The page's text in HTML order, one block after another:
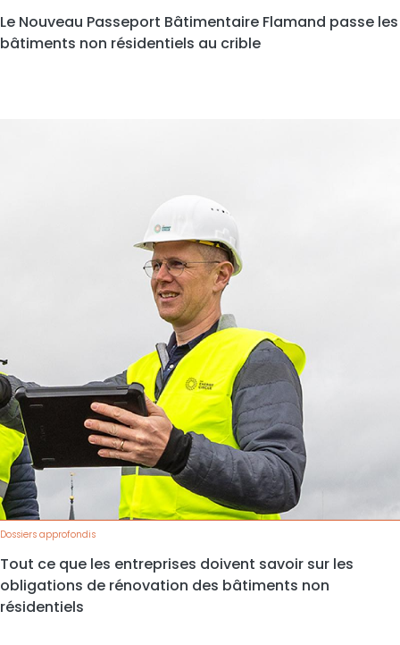
Le Nouveau Passeport Bâtimentaire Flamand passe les
bâtiments non résidentiels au crible
Dossiers approfondis
Tout ce que les entreprises doivent savoir sur les
obligations de rénovation des bâtiments non
résidentiels